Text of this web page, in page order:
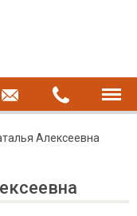
Алексеевнa